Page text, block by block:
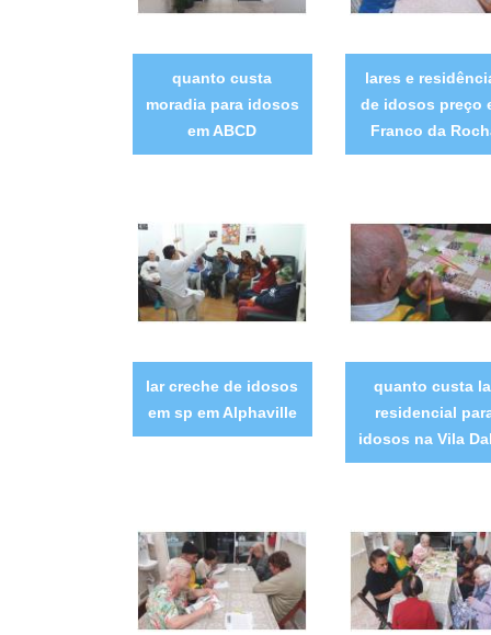
quanto custa
moradia para idosos
em ABCD
lares e
de idosos preço
Franco da
lar creche de idosos
em sp em Alphaville
quanto custa
residencial
idosos na Vila